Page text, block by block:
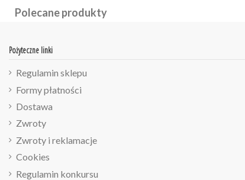
Polecane produkty
Pożyteczne linki
Regulamin sklepu
Formy płatności
Dostawa
Zwroty
Zwroty i reklamacje
Cookies
Regulamin konkursu